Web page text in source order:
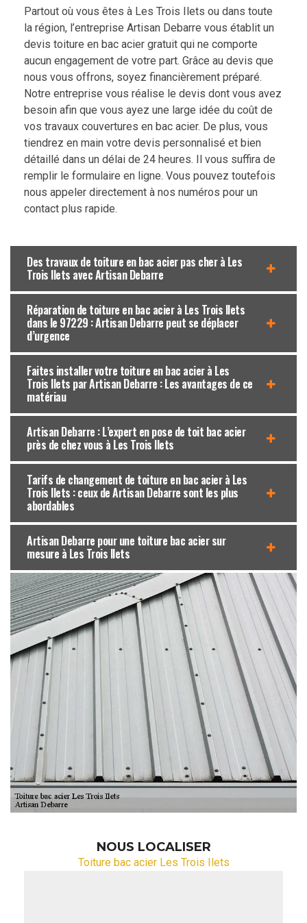
Partout où vous êtes à Les Trois Ilets ou dans toute
la région, l’entreprise Artisan Debarre vous établit un
devis toiture en bac acier gratuit qui ne comporte
aucun engagement de votre part. Grâce au devis que
nous vous offrons, soyez financièrement préparé.
Notre entreprise vous réalise le devis dont vous avez
besoin afin que vous ayez une large idée du coût de
vos travaux couvertures en bac acier. De plus, vous
tiendrez en main votre devis personnalisé et bien
détaillé dans un délai de 24 heures. Il vous suffira de
remplir le formulaire en ligne. Vous pouvez toutefois
nous appeler directement à nos numéros pour un
contact plus rapide.
Des travaux de toiture en bac acier pas cher à Les
Trois Ilets avec Artisan Debarre
Réparation de toiture en bac acier à Les Trois Ilets
dans le 97229 : Artisan Debarre peut se déplacer
d’urgence
Faites installer votre toiture en bac acier à Les
Trois Ilets par Artisan Debarre : Les avantages de ce
matériau
Artisan Debarre : L’expert en pose de toit bac acier
près de chez vous à Les Trois Ilets
Tarifs de changement de toiture en bac acier à Les
Trois Ilets : ceux de Artisan Debarre sont les plus
abordables
Artisan Debarre pour une toiture bac acier sur
mesure à Les Trois Ilets
NOUS LOCALISER
Toiture bac acier Les Trois Ilets